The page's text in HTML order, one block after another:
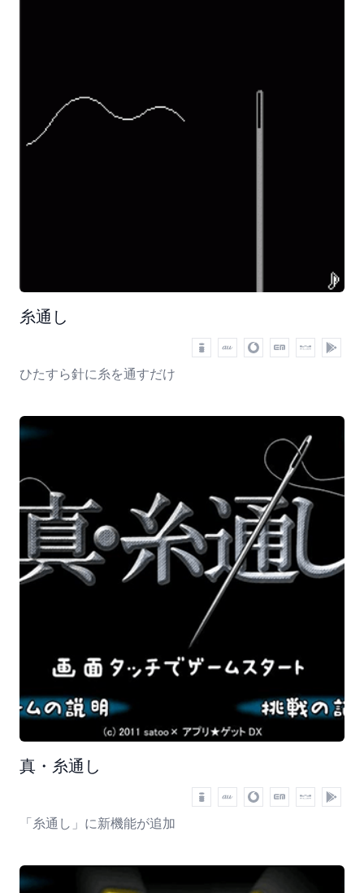
糸通し
ひたすら針に糸を通すだけ
真・糸通し
「糸通し」に新機能が追加